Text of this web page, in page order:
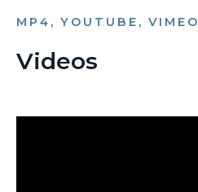
MP4, YOUTUBE, VIMEO
Videos